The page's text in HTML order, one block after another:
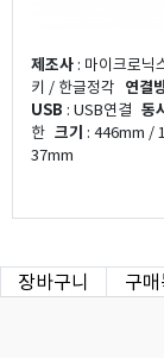
제조사 : 마이크로닉
키 / 한글정각 연결
USB : USB연결 동
한 크기 : 446mm /
37mm
장바구니 구